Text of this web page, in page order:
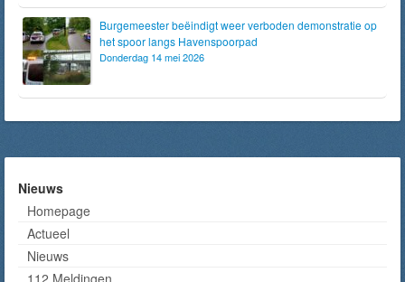
Burgemeester beëindigt weer verboden demonstratie op
het spoor langs Havenspoorpad
Donderdag 14 mei 2026
Nieuws
Homepage
Actueel
Nieuws
112 Meldingen